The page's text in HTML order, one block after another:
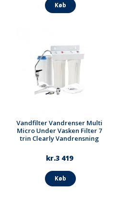
Køb
Vandfilter Vandrenser Multi
Micro Under Vasken Filter 7
trin Clearly Vandrensning
kr.3 419
Køb